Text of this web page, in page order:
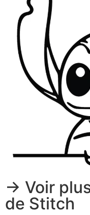
-> Voir
de Stitch